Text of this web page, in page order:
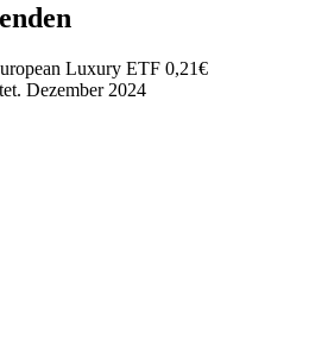
Luxury ETF 0,21€
Dezember 2024